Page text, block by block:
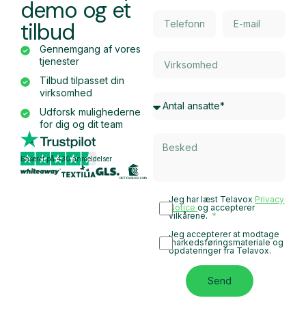
demo og et
tilbud
Gennemgang af vores
tjenester
Tilbud tilpasset din
virksomhed
Udforsk mulighederne
for dig og dit team
Baseret på 430 anmeldelser
Jeg har læst Telavox Privacy
Noticeog accepterer
vilkårene.
Jeg accepterer at modtage
markedsføringsmateriale og
opdateringer fra Telavox.
Send